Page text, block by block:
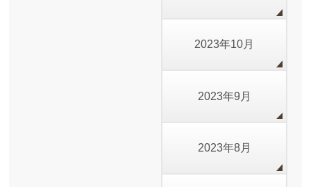
2023年10月
2023年9月
2023年8月